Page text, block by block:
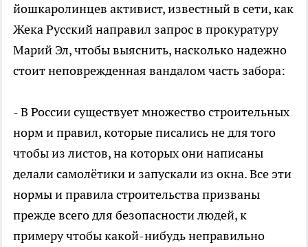
йошкаролинцев активист, известный в сети, как
Жека Русский направил запрос в прокуратуру
Марий Эл, чтобы выяснить, насколько надежно
стоит неповрежденная вандалом часть забора:
- В России существует множество строительных
норм и правил, которые писались не для того
чтобы из листов, на которых они написаны
делали самолётики и запускали из окна. Все эти
нормы и правила строительства призваны
прежде всего для безопасности людей, к
примеру чтобы какой-нибудь неправильно